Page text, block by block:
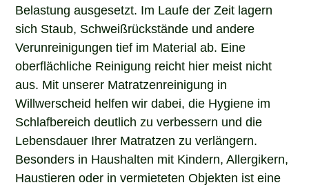
Belastung ausgesetzt. Im Laufe der Zeit lagern
sich Staub, Schweißrückstände und andere
Verunreinigungen tief im Material ab. Eine
oberflächliche Reinigung reicht hier meist nicht
aus. Mit unserer Matratzenreinigung in
Willwerscheid helfen wir dabei, die Hygiene im
Schlafbereich deutlich zu verbessern und die
Lebensdauer Ihrer Matratzen zu verlängern.
Besonders in Haushalten mit Kindern, Allergikern,
Haustieren oder in vermieteten Objekten ist eine